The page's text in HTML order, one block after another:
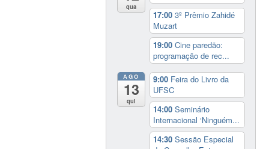
qua
17:003º Prêmio Zahidé
Muzart
19:00Cine paredão:
programação de rec...
AGO
13
qui
9:00 Feira do Livro da
UFSC
14:00Seminário
Internacional ‘Ninguém...
14:30Sessão Especial